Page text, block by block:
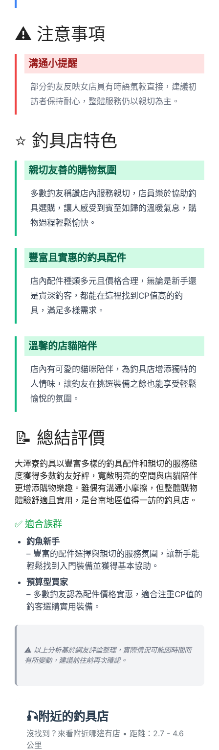
⚠️ 注意事項
溝通小提醒
部分釣友反映女店員有時語氣較直接，建議初
訪者保持耐心，整體服務仍以親切為主。
⭐ 釣具店特色
親切友善的購物氛圍
多數釣友稱讚店內服務親切，店員樂於協助釣
具選購，讓人感受到賓至如歸的溫暖氣息，購
物過程輕鬆愉快。
豐富且實惠的釣具配件
店內配件種類多元且價格合理，無論是新手還
是資深釣客，都能在這裡找到CP值高的釣
具，滿足多樣需求。
溫馨的店貓陪伴
店內有可愛的貓咪陪伴，為釣具店增添獨特的
人情味，讓釣友在挑選裝備之餘也能享受輕鬆
愉悅的氛圍。
📝 總結評價
大潭寮釣具以豐富多樣的釣具配件和親切的服務態
度獲得多數釣友好評，寬敞明亮的空間與店貓陪伴
更增添購物樂趣。雖偶有溝通小摩擦，但整體購物
體驗舒適且實用，是台南地區值得一訪的釣具店。
✅ 適合族群
釣魚新手
– 豐富的配件選擇與親切的服務氛圍，讓新手能
輕鬆找到入門裝備並獲得基本協助。
預算型買家
– 多數釣友認為配件價格實惠，適合注重CP值的
釣客選購實用裝備。
⚠️ 以上分析基於網友評論整理，實際情況可能因時間而
有所變動，建議前往前再次確認。
🎣附近的釣具店
沒找到？來看附近哪邊有店 • 距離：2.7 - 4.6
公里